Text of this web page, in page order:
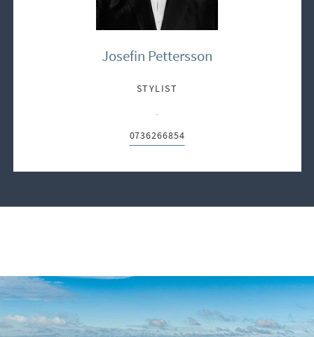
Josefin Pettersson
STYLIST
E-post:
Telefon:
0736266854